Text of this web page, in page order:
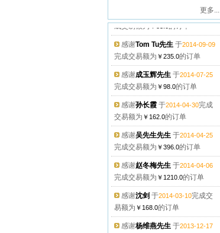
更多...
2014-12-26完
成交易额为￥83.0的订单
感谢Tom Tu先生于2014-09-09
完成交易额为￥235.0的订单
感谢成玉辉先生于2014-07-25
完成交易额为￥98.0的订单
感谢孙长霞于2014-04-30完成
交易额为 ￥162.0 的订单
感谢吴先生先生于2014-04-25
完成交易额为￥396.0 的订单
感谢赵冬梅先生于2014-04-06
完成交易额为￥1210.0的订单
感谢沈剑于2014-03-10完成交
易额为￥168.0 的订单
感谢杨维燕先生于2013-12-17
完成交易额为￥88.0的订单